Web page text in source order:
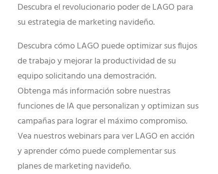
Descubra el revolucionario poder de LAGO para
su estrategia de marketing navideño.
Descubra cómo LAGO puede optimizar sus flujos
de trabajo y mejorar la productividad de su
equipo solicitando una demostración.
Obtenga más información sobre nuestras
funciones de IA que personalizan y optimizan sus
campañas para lograr el máximo compromiso.
Vea nuestros webinars para ver LAGO en acción
y aprender cómo puede complementar sus
planes de marketing navideño.